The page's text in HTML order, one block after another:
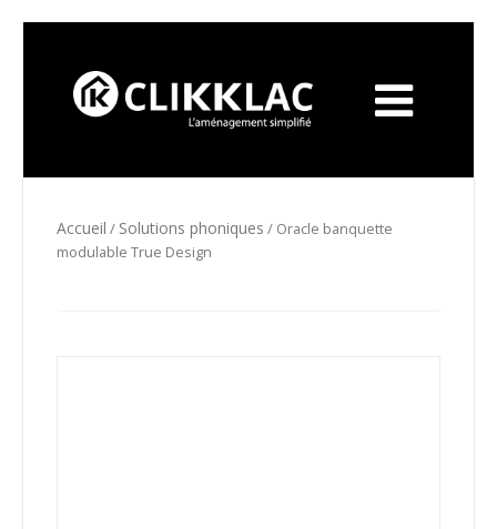
Accueil / Solutions phoniques / Oracle banquette
modulable True Design